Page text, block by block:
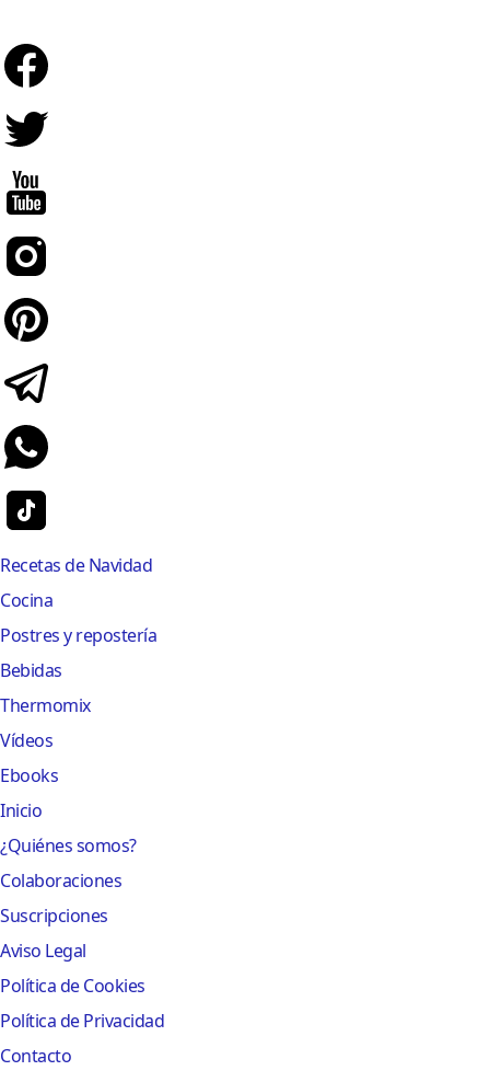
Recetas de Navidad
Cocina
Postres y repostería
Bebidas
Thermomix
Vídeos
Ebooks
Inicio
¿Quiénes somos?
Colaboraciones
Suscripciones
Aviso Legal
Política de Cookies
Política de Privacidad
Contacto